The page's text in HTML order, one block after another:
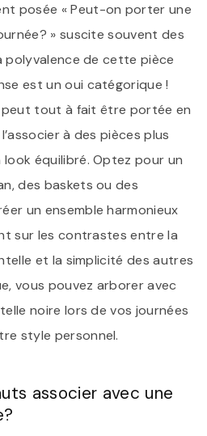
posée « Peut-on porter une
» suscite souvent des
de cette pièce
est un oui catégorique !
peut tout à fait être portée en
à des pièces plus
équilibré. Optez pour un
des baskets ou des
un ensemble harmonieux
sur les contrastes entre la
et la simplicité des autres
vous pouvez arborer avec
noire lors de vos journées
style personnel.
associer avec une